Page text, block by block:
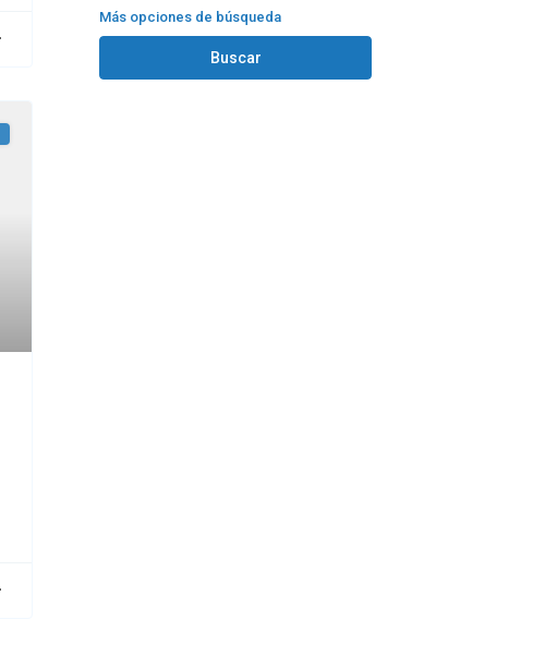
Más opciones de búsqueda
Buscar